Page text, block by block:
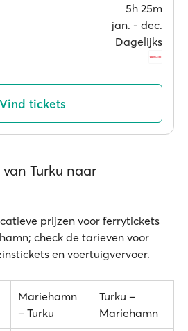
5h 25m
jan. ‐ dec.
Dagelijks
Vind tickets
Turku naar
prijzen voor ferrytickets
check de tarieven voor
en voertuigvervoer.
Mariehamn
– Turku
Turku –
Mariehamn